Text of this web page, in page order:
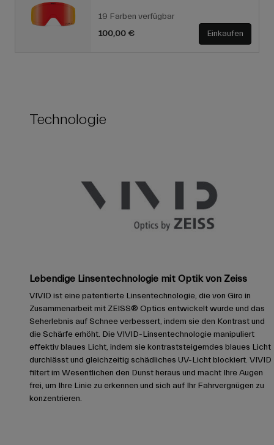
19 Farben verfügbar
100,00 €
Einkaufen
Technologie
Lebendige Linsentechnologie mit Optik von Zeiss
VIVID ist eine patentierte Linsentechnologie, die von Giro in
Zusammenarbeit mit ZEISS® Optics entwickelt wurde und das
Seherlebnis auf Schnee verbessert, indem sie den Kontrast und
die Schärfe erhöht. Die VIVID-Linsentechnologie manipuliert
effektiv blaues Licht, indem sie kontraststeigerndes blaues Licht
durchlässt und gleichzeitig schädliches UV-Licht blockiert. VIVID
filtert im Wesentlichen den Dunst heraus und macht Ihre Augen
frei, um Ihre Linie zu erkennen und sich auf Ihr Fahrvergnügen zu
konzentrieren.